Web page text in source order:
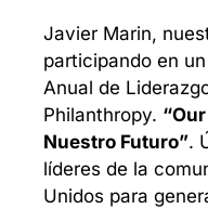
Javier Marin,
participando en
Anual de
Philanthropy.
Nuestro Futuro”.
líderes de la
Unidos para